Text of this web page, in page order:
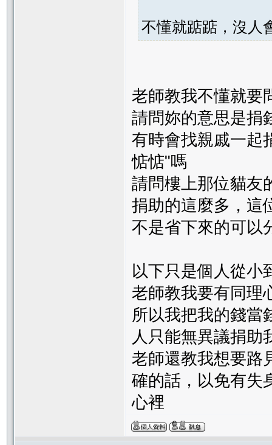
不懂就踮踮，沒人
老師教我不懂就要
請問妳的意思是捐
有時會找親戚一起
惦惦"嗎
請問樓上那位貓友
捐助的這麼多，這
不是省下來的可以
以下只是個人從小
老師教我要有同理
所以我把我的錢當
人只能無異議捐助
老師還教我想要路
確的話，以免有失
心裡